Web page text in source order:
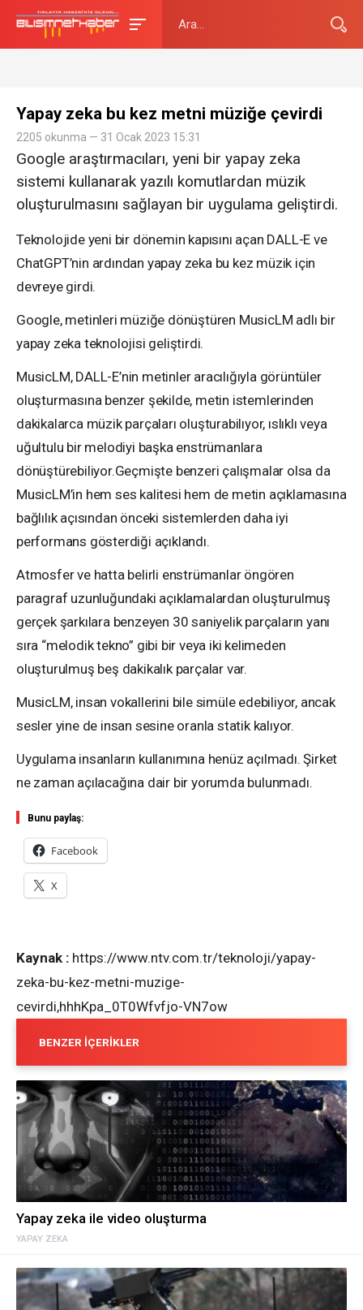
Yapay zeka bu kez metni müziğe çevirdi
2205 okunma — 31 Ocak 2023 15:31
Google araştırmacıları, yeni bir yapay zeka
sistemi kullanarak yazılı komutlardan müzik
oluşturulmasını sağlayan bir uygulama geliştirdi.
Teknolojide yeni bir dönemin kapısını açan DALL-E ve
ChatGPT’nin ardından yapay zeka bu kez müzik için
devreye girdi.
Google, metinleri müziğe dönüştüren MusicLM adlı bir
yapay zeka teknolojisi geliştirdi.
MusicLM, DALL-E’nin metinler aracılığıyla görüntüler
oluşturmasına benzer şekilde, metin istemlerinden
dakikalarca müzik parçaları oluşturabilıyor, ıslıklı veya
uğultulu bir melodiyi başka enstrümanlara
dönüştürebiliyor.Geçmişte benzeri çalışmalar olsa da
MusicLM’in hem ses kalitesi hem de metin açıklamasına
bağlılık açısından önceki sistemlerden daha iyi
performans gösterdiği açıklandı.
Atmosfer ve hatta belirli enstrümanlar öngören
paragraf uzunluğundaki açıklamalardan oluşturulmuş
gerçek şarkılara benzeyen 30 saniyelik parçaların yanı
sıra “melodik tekno” gibi bir veya iki kelimeden
oluşturulmuş beş dakikalık parçalar var.
MusicLM, insan vokallerini bile simüle edebiliyor, ancak
sesler yine de insan sesine oranla statik kalıyor.
Uygulama insanların kullanımına henüz açılmadı. Şirket
ne zaman açılacağına dair bir yorumda bulunmadı.
Bunu paylaş:
Facebook
X
Kaynak : https://www.ntv.com.tr/teknoloji/yapay-
zeka-bu-kez-metni-muzige-
cevirdi,hhhKpa_0T0Wfvfjo-VN7ow
BENZER İÇERIKLER
YAPAY ZEKA
Yapay zeka ile video oluşturma